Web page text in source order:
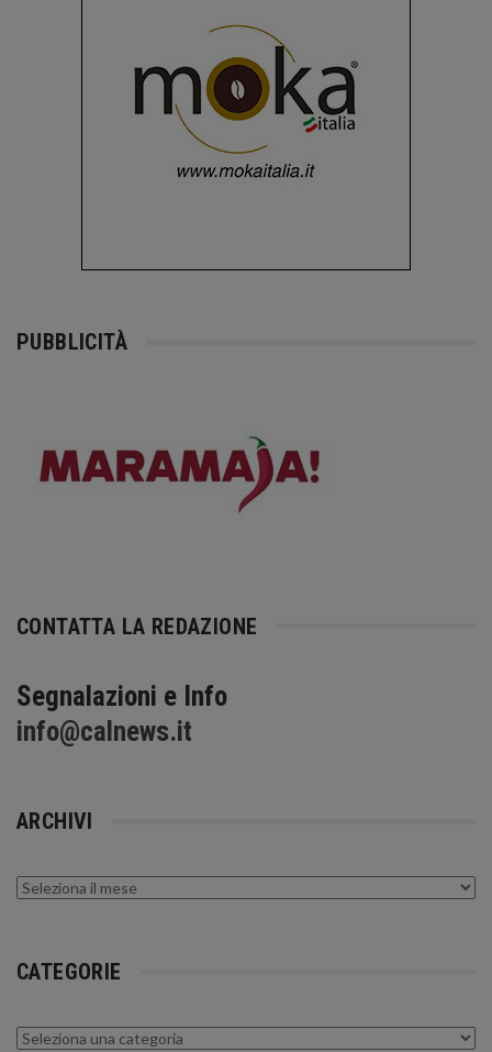
PUBBLICITÀ
CONTATTA LA REDAZIONE
Segnalazioni e Info
info@calnews.it
ARCHIVI
Archivi
CATEGORIE
Categorie